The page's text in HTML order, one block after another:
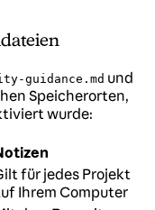
guidance.md und
Speicherorten,
wurde:
für jedes Projekt
Ihrem Computer